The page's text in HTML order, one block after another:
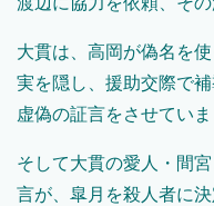
大貫は、高岡が偽名を
実を隠し、援助交際で
虚偽の証言をさせていま
そして大貫の愛人・間
言が、皐月を殺人者に決